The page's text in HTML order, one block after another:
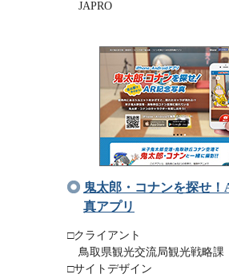
JAPRO
鬼太郎・コナンを探せ！
真アプリ
□クライアント
鳥取県観光交流局観光戦略課
□サイトデザイン